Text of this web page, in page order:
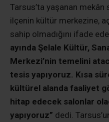
Tarsus’ta yaşanan
ilçenin kültür merkezine,
sahip olmadığını ifade
ayında Şelale Kültür,
Merkezi’nin temelini
tesis yapıyoruz. Kısa
kültürel alanda faaliyet
hitap edecek salonlar
yapıyoruz” dedi.